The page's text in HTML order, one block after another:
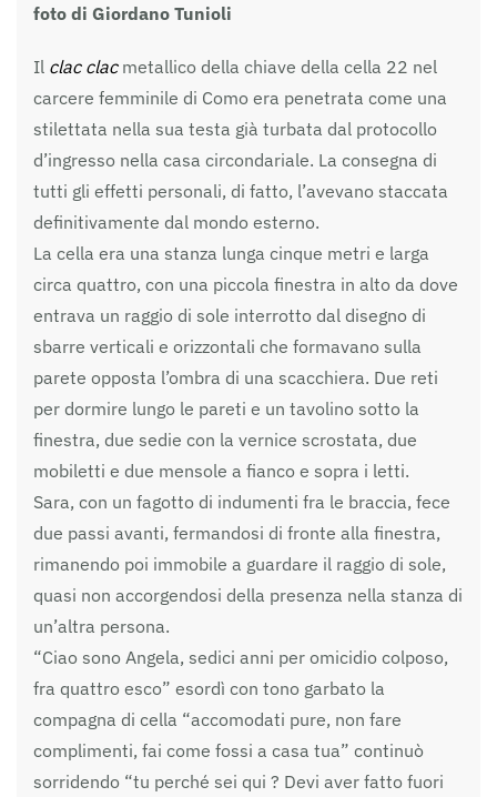
foto di Giordano Tunioli
Il clac clacmetallico della chiave della cella 22 nel
carcere femminile di Como era penetrata come una
stilettata nella sua testa già turbata dal protocollo
d’ingresso nella casa circondariale. La consegna di
tutti gli effetti personali, di fatto, l’avevano staccata
definitivamente dal mondo esterno.
La cella era una stanza lunga cinque metri e larga
circa quattro, con una piccola finestra in alto da dove
entrava un raggio di sole interrotto dal disegno di
sbarre verticali e orizzontali che formavano sulla
parete opposta l’ombra di una scacchiera. Due reti
per dormire lungo le pareti e un tavolino sotto la
finestra, due sedie con la vernice scrostata, due
mobiletti e due mensole a fianco e sopra i letti.
Sara, con un fagotto di indumenti fra le braccia, fece
due passi avanti, fermandosi di fronte alla finestra,
rimanendo poi immobile a guardare il raggio di sole,
quasi non accorgendosi della presenza nella stanza di
un’altra persona.
“Ciao sono Angela, sedici anni per omicidio colposo,
fra quattro esco” esordì con tono garbato la
compagna di cella “accomodati pure, non fare
complimenti, fai come fossi a casa tua” continuò
sorridendo “tu perché sei qui ? Devi aver fatto fuori